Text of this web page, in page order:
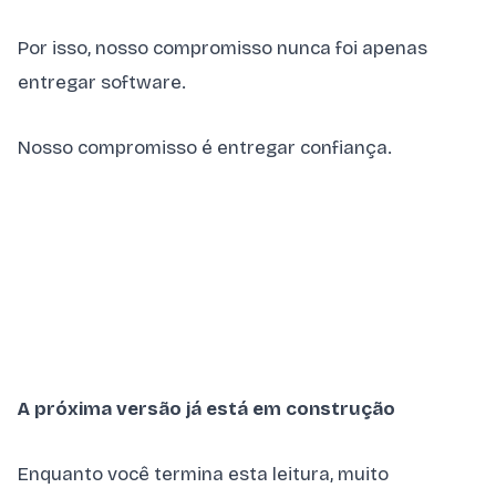
Por isso, nosso compromisso nunca foi apenas
entregar software.
Nosso compromisso é entregar confiança.
A próxima versão já está em construção
Enquanto você termina esta leitura, muito